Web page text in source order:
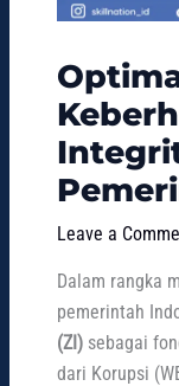
Leave a
Dalam rangka
pemerintah
(ZI) sebagai
dari Korupsi